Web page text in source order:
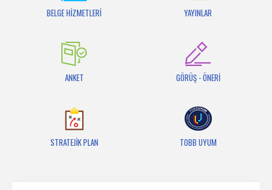
BELGE HİZMETLERİ YAYINLAR
ANKET GÖRÜŞ - ÖNERİ
STRATEJİK PLAN TOBB UYUM